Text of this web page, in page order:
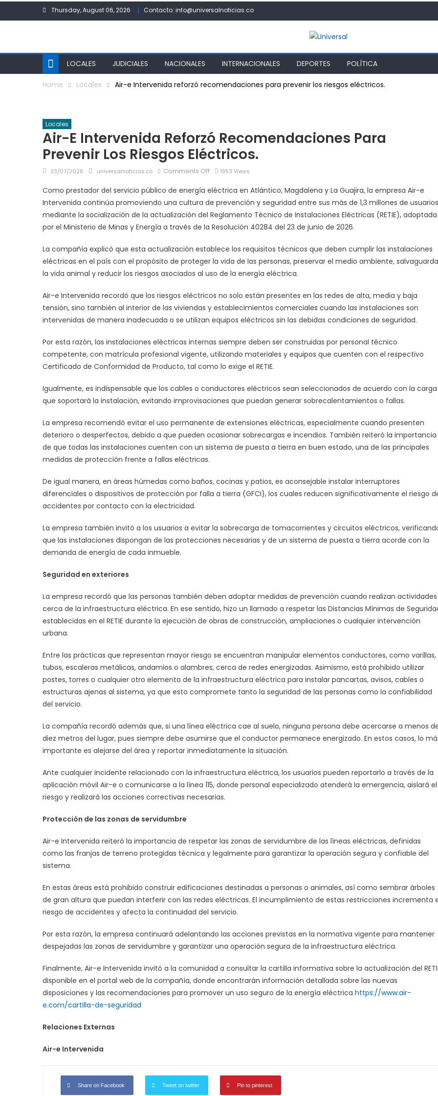
Thursday, August 06, 2026 Contacto: info@universalnoticias.co
LOCALES JUDICIALES NACIONALES INTERNACIONALES DEPORTES POLÍTICA
Home Locales Air-e Intervenida reforzó recomendaciones para prevenir los riesgos eléctricos.
Locales
Air-E Intervenida Reforzó Recomendaciones Para
Prevenir Los Riesgos Eléctricos.
Posted
23/07/2026 Author
universalnoticias.co Comments Offon
e
Intervenida
reforzó
recomendaciones
prevenir
los
riesgos
1953 Views
Como prestador del servicio público de energía eléctrica en Atlántico, Magdalena y La Guajira, la empresa Air-e
Intervenida continúa promoviendo una cultura de prevención y seguridad entre sus más de 1,3 millones de usuarios
mediante la socialización de la actualización del Reglamento Técnico de Instalaciones Eléctricas (RETIE), adoptada
por el Ministerio de Minas y Energía a través de la Resolución 40284 del 23 de junio de 2026.
La compañía explicó que esta actualización establece los requisitos técnicos que deben cumplir las instalaciones
eléctricas en el país con el propósito de proteger la vida de las personas, preservar el medio ambiente,
la vida animal y reducir los riesgos asociados al uso de la energía eléctrica.
Air-e Intervenida recordó que los riesgos eléctricos no solo están presentes en las redes de alta, media y baja
tensión, sino también al interior de las viviendas y establecimientos comerciales cuando las instalaciones son
intervenidas de manera inadecuada o se utilizan equipos eléctricos sin las debidas condiciones de seguridad.
Por esta razón, las instalaciones eléctricas internas siempre deben ser construidas por personal técnico
competente, con matrícula profesional vigente, utilizando materiales y equipos que cuenten con el respectivo
Certificado de Conformidad de Producto, tal como lo exige el RETIE.
Igualmente, es indispensable que los cables o conductores eléctricos sean seleccionados de acuerdo con la carga
que soportará la instalación, evitando improvisaciones que puedan generar sobrecalentamientos o fallas.
La empresa recomendó evitar el uso permanente de extensiones eléctricas, especialmente cuando presenten
deterioro o desperfectos, debido a que pueden ocasionar sobrecargas e incendios. También reiteró la importancia
de que todas las instalaciones cuenten con un sistema de puesta a tierra en buen estado, una de las principales
medidas de protección frente a fallas eléctricas.
De igual manera, en áreas húmedas como baños, cocinas y patios, es aconsejable instalar interruptores
diferenciales o dispositivos de protección por falla a tierra (GFCI), los cuales reducen significativamente el riesgo
accidentes por contacto con la electricidad.
La empresa también invitó a los usuarios a evitar la sobrecarga de tomacorrientes y circuitos eléctricos,
que las instalaciones dispongan de las protecciones necesarias y de un sistema de puesta a tierra acorde con la
demanda de energía de cada inmueble.
Seguridad en exteriores
La empresa recordó que las personas también deben adoptar medidas de prevención cuando realizan actividades
cerca de la infraestructura eléctrica. En ese sentido, hizo un llamado a respetar las Distancias Mínimas de
establecidas en el RETIE durante la ejecución de obras de construcción, ampliaciones o cualquier intervención
urbana.
Entre las prácticas que representan mayor riesgo se encuentran manipular elementos conductores, como varillas,
tubos, escaleras metálicas, andamios o alambres, cerca de redes energizadas. Asimismo, está prohibido utilizar
postes, torres o cualquier otro elemento de la infraestructura eléctrica para instalar pancartas, avisos, cables o
estructuras ajenas al sistema, ya que esto compromete tanto la seguridad de las personas como la confiabilidad
del servicio.
La compañía recordó además que, si una línea eléctrica cae al suelo, ninguna persona debe acercarse a menos
diez metros del lugar, pues siempre debe asumirse que el conductor permanece energizado. En estos casos, lo
importante es alejarse del área y reportar inmediatamente la situación.
Ante cualquier incidente relacionado con la infraestructura eléctrica, los usuarios pueden reportarlo a través de la
aplicación móvil Air-e o comunicarse a la línea 115, donde personal especializado atenderá la emergencia, aislará el
riesgo y realizará las acciones correctivas necesarias.
Protección de las zonas de servidumbre
Air-e Intervenida reiteró la importancia de respetar las zonas de servidumbre de las líneas eléctricas, definidas
como las franjas de terreno protegidas técnica y legalmente para garantizar la operación segura y confiable del
sistema.
En estas áreas está prohibido construir edificaciones destinadas a personas o animales, así como sembrar árboles
de gran altura que puedan interferir con las redes eléctricas. El incumplimiento de estas restricciones incrementa
riesgo de accidentes y afecta la continuidad del servicio.
Por esta razón, la empresa continuará adelantando las acciones previstas en la normativa vigente para mantener
despejadas las zonas de servidumbre y garantizar una operación segura de la infraestructura eléctrica.
Finalmente, Air-e Intervenida invitó a la comunidad a consultar la cartilla informativa sobre la actualización del
disponible en el portal web de la compañía, donde encontrarán información detallada sobre las nuevas
disposiciones y las recomendaciones para promover un uso seguro de la energía eléctrica https://www.air-
e.com/cartilla-de-seguridad
Relaciones Externas
Air-e Intervenida
Share on Facebook Tweet on twitter Pin to pinterest